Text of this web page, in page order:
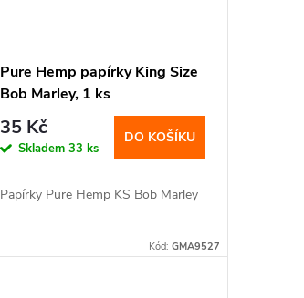
Pure Hemp papírky King Size
Bob Marley, 1 ks
35 Kč
Skladem 33 ks
DO KOŠÍKU
Papírky Pure Hemp KS Bob Marley
Kód: GMA9527